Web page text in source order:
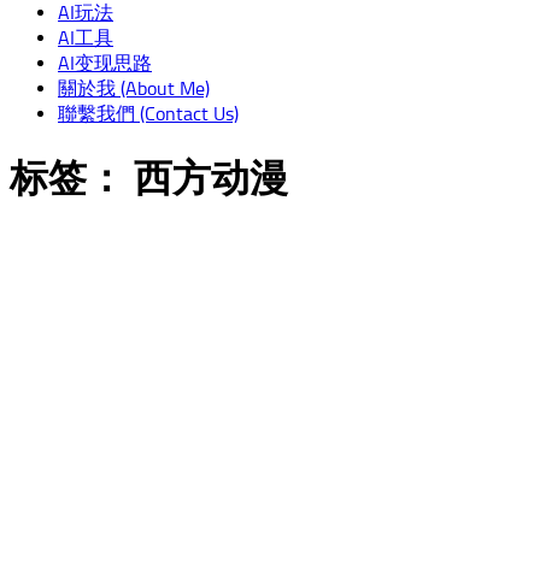
AI玩法
AI工具
AI变现思路
關於我 (About Me)
聯繫我們 (Contact Us)
标签： 西方动漫